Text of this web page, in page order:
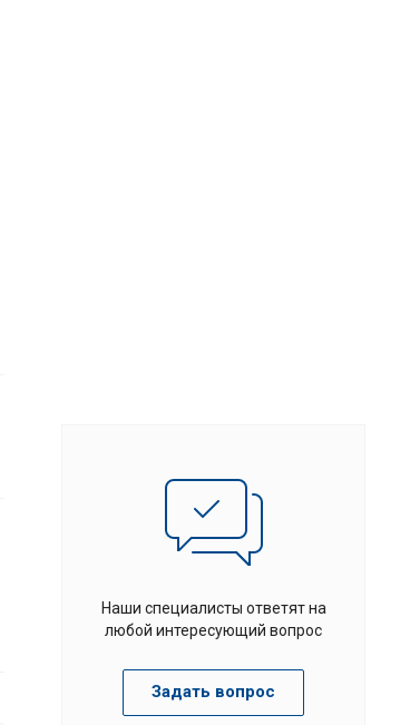
Наши специалисты ответят на
любой интересующий вопрос
Задать вопрос